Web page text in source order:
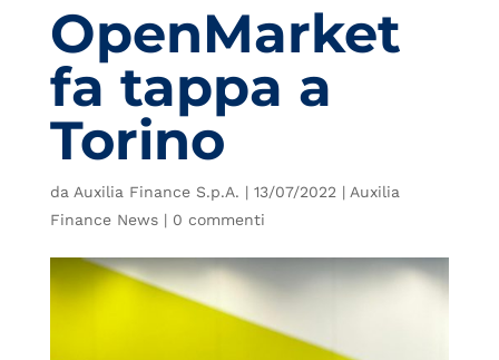
OpenMarket
fa tappa a
Torino
da Auxilia Finance S.p.A. | 13/07/2022 | Auxilia
Finance News| 0 commenti